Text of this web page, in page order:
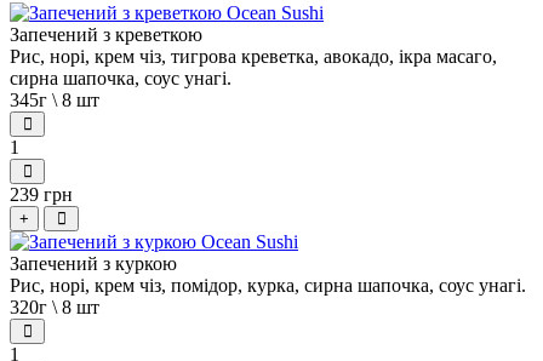
Запечений з креветкою
Рис, норі, крем чіз, тигрова креветка, авокадо, ікра масаго,
сирна шапочка, соус унагі.
345г \ 8 шт
1
239 грн
+
Запечений з куркою
Рис, норі, крем чіз, помідор, курка, сирна шапочка, соус унагі.
320г \ 8 шт
1